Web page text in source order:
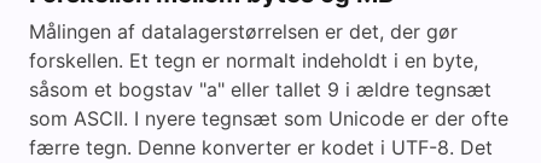
Målingen af datalagerstørrelsen er det, der gør
forskellen. Et tegn er normalt indeholdt i en byte,
såsom et bogstav "a" eller tallet 9 i ældre tegnsæt
som ASCII. I nyere tegnsæt som Unicode er der ofte
færre tegn. Denne konverter er kodet i UTF-8. Det